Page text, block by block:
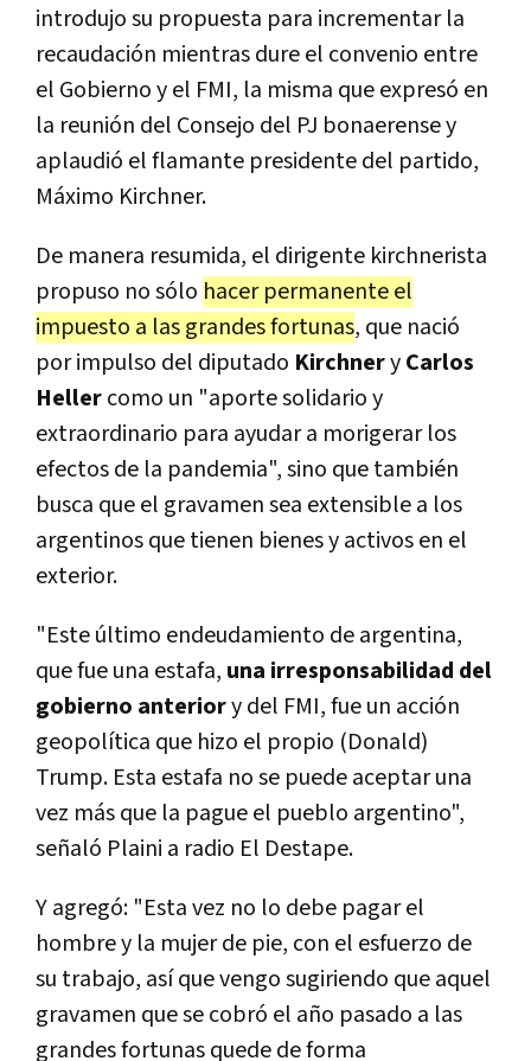
introdujo su propuesta para incrementar la
recaudación mientras dure el convenio entre
el Gobierno y el FMI, la misma que expresó en
la reunión del Consejo del PJ bonaerense y
aplaudió el flamante presidente del partido,
Máximo Kirchner.
De manera resumida, el dirigente kirchnerista
propuso no sólo hacer permanente el
impuesto a las grandes fortunas, que nació
por impulso del diputado KirchneryCarlos
Hellercomo un "aporte solidario y
extraordinario para ayudar a morigerar los
efectos de la pandemia", sino que también
busca que el gravamen sea extensible a los
argentinos que tienen bienes y activos en el
exterior.
"Este último endeudamiento de argentina,
que fue una estafa, una irresponsabilidad del
gobierno anteriory del FMI, fue un acción
geopolítica que hizo el propio (Donald)
Trump. Esta estafa no se puede aceptar una
vez más que la pague el pueblo argentino",
señaló Plaini a radio El Destape.
Y agregó: "Esta vez no lo debe pagar el
hombre y la mujer de pie, con el esfuerzo de
su trabajo, así que vengo sugiriendo que aquel
gravamen que se cobró el año pasado a las
grandes fortunas quede de forma